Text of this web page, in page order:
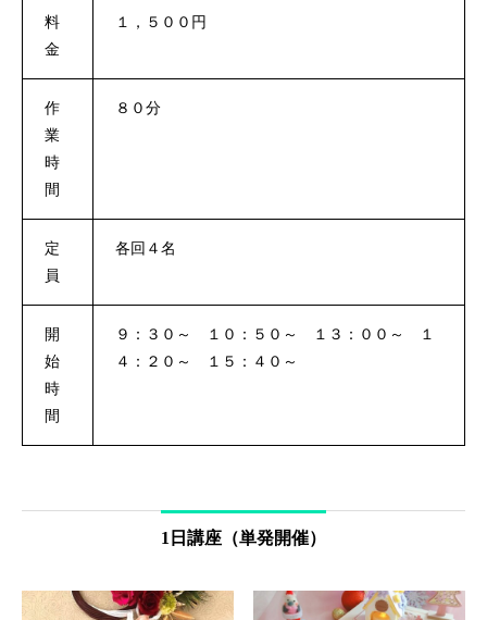
料
金
１，５００円
作
業
時
間
８０分
定
員
各回４名
開
始
時
間
９：３０～ １０：５０～ １３：００～ １
４：２０～ １５：４０～
1日講座（単発開催）